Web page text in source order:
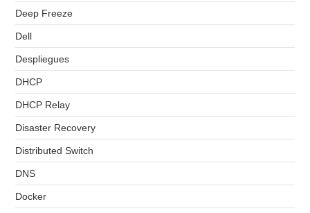
Deep Freeze
Dell
Despliegues
DHCP
DHCP Relay
Disaster Recovery
Distributed Switch
DNS
Docker